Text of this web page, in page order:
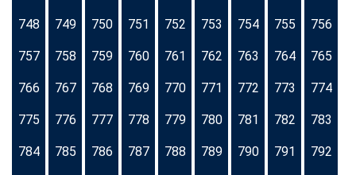
748 749 750 751 752 753 754 755 756
757 758 759 760 761 762 763 764 765
766 767 768 769 770 771 772 773 774
775 776 777 778 779 780 781 782 783
784 785 786 787 788 789 790 791 792